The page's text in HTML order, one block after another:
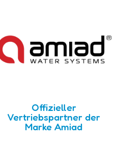
Offizieller
Vertriebspartner der
Marke Amiad